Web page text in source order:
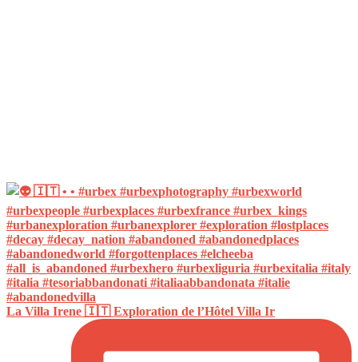
La Villa Irene 🇮🇹 Exploration de l’Hôtel Villa Ir